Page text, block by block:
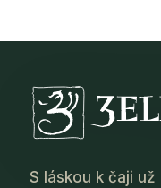
S láskou k čaji